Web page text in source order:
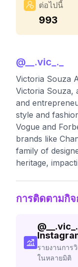
ต่อไปนี้
993
@ __.vic_._
Victoria Souza
Victoria Souza,
and
style and
Vogue and
brands like
family of
heritage,
การติดตามกิ
@__.vic_._
รายงานการ
ในหลายมิติ